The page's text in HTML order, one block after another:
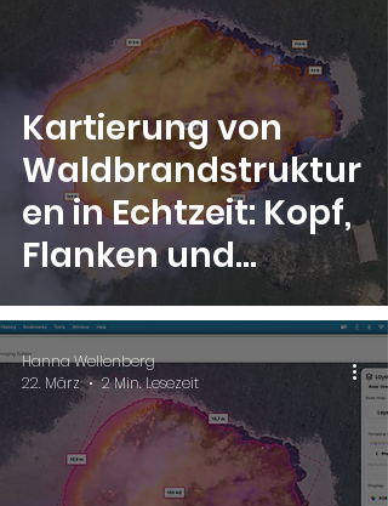
Kartierung von
Waldbrandstruktur
en in Echtzeit: Kopf,
Flanken und
Rückseite
Hanna Wellenberg
22. März
2 Min. Lesezeit